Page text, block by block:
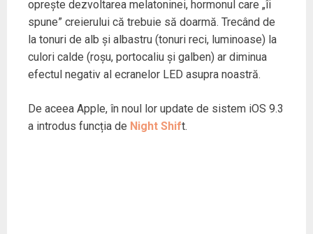
oprește dezvoltarea melatoninei, hormonul care „îi
spune” creierului că trebuie să doarmă. Trecând de
la tonuri de alb și albastru (tonuri reci, luminoase) la
culori calde (roșu, portocaliu și galben) ar diminua
efectul negativ al ecranelor LED asupra noastră.
De aceea Apple, în noul lor update de sistem iOS 9.3
a introdus funcția de Night Shift.